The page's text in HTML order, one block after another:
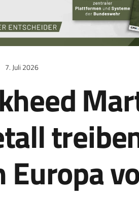
7. Juli 2026